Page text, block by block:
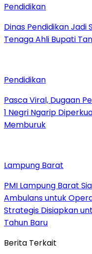
Pendidikan
Dinas Pendidikan
Tenaga Ahli Bupati
Pendidikan
Pasca Viral, Dugaan
1 Negri Ngarip
Memburuk
Lampung Barat
PMI Lampung Barat
Ambulans untuk
Strategis Disiapkan
Tahun Baru
Berita Terkait